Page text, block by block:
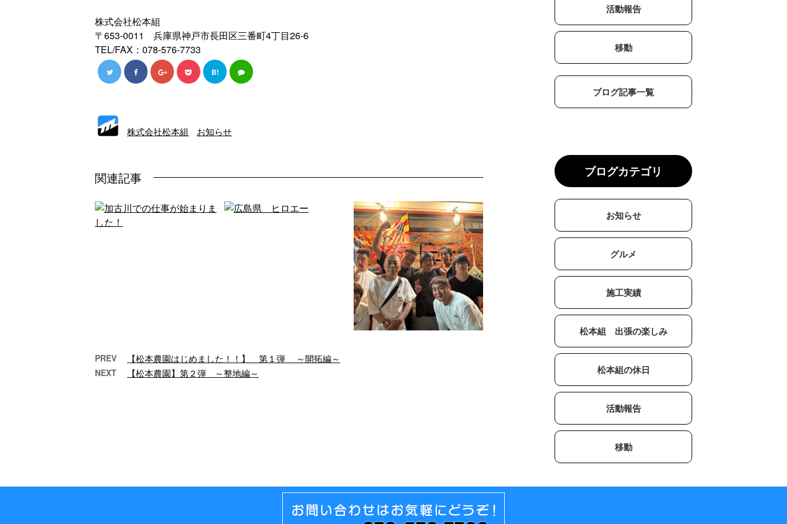
株式会社松本組
〒653-0011 兵庫県神戸市長田区三番町4丁目26‐6
TEL/FAX：078-576-7733
B!
株式会社松本組 お知らせ
関連記事
PREV 【松本農園はじめました！！】 第１弾 ～開拓編～
NEXT 【松本農園】第２弾 ～整地編～
活動報告
移動
ブログ記事一覧
ブログカテゴリ
お知らせ
グルメ
施工実績
松本組 出張の楽しみ
松本組の休日
活動報告
移動